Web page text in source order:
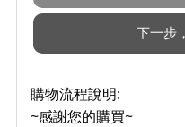
購物流程說明:
~感謝您的購買~